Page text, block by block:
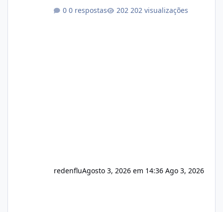
autorizado a usasr o isistem:
0 respostas 202 visualizações
redenfluAgosto 3, 2026 em 14:36 Ago 3, 2026